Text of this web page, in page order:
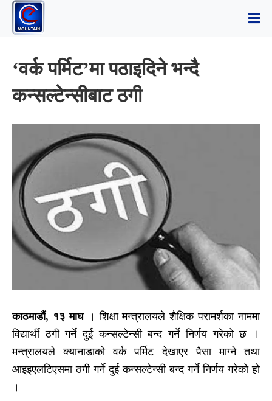
‘वर्क पर्मिट’मा पठाइदिने भन्दै
कन्सल्टेन्सीबाट ठगी
काठमाडौं, १३ माघ। शिक्षा मन्त्रालयले शैक्षिक परामर्शका नाममा
विद्यार्थी ठगी गर्ने दुई कन्सल्टेन्सी बन्द गर्ने निर्णय गरेको छ ।
मन्त्रालयले क्यानाडाको वर्क पर्मिट देखाएर पैसा माग्ने तथा
आइइएलटिएसमा ठगी गर्ने दुई कन्सल्टेन्सी बन्द गर्ने निर्णय गरेको हो
।